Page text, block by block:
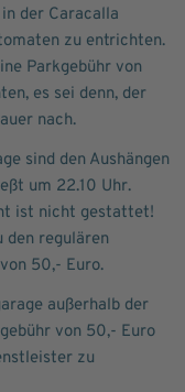
der Caracalla
zu entrichten.
Parkgebühr von
es sei denn, der
nach.
sind den Aushängen
um 22.10 Uhr.
ist nicht gestattet!
den regulären
50,- Euro.
außerhalb der
von 50,- Euro
zu